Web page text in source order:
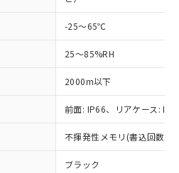
-25～65℃
25～85%RH
2000m以下
前面: IP66、リアケース:
不揮発性メモリ(書込回数:
ブラック
対象外となる商品もある
び標準価格照会結果は、
更新日時点での社内デー
成されるものであり、閲
での実際の在庫および標
なる場合があることをご
況および標準価格はお客
、またはお客様担当のオ
器販売店・当社販売員に
り、非含有部品として
とがあります。
以下、ポリ臭化ビフェニル
ポリ臭化ジフェニルエーテル類
タル酸ビス(2-エチルヘキシ
1000ppm以下、フタル酸ブチ
以下、フタル酸ジブチル
、フタル酸ジイソブチル
監視および制御機器に対する
ことを示します。
。当社販売部門へお問
水銀) : 1000ppm、 Cd(カドミウ
、 PBBs(ポリ臭化ビフェ
: 1000ppm、 DIBP(フタル酸ジ
、 BBP(フタル酸ブチルベンジ
ら貴社製品のうち、外国
貨物等」という）を輸出
の提供する場合は、日本
許可(または役務取引許
などの必要な手続きを
物を破棄する場合は、完
など、違法に輸出されな
手段を講じます。
品を、核兵器、ミサイ
は満たないが在庫あり